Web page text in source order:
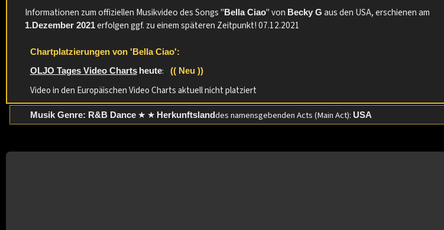
Informationen zum offiziellen Musikvideo des Songs " Bella Ciao" von Becky G aus den USA, erschienen am
1.Dezember 2021erfolgen ggf. zu einem späteren Zeitpunkt! 07.12.2021
Chartplatzierungen von 'Bella Ciao':
OLJO Tages Video Charts heute: (( Neu ))
Video in den Europäischen Video Charts aktuell nicht platziert
Musik Genre: R&B Dance★ ★ Herkunftslanddes namensgebenden Acts (Main Act): USA